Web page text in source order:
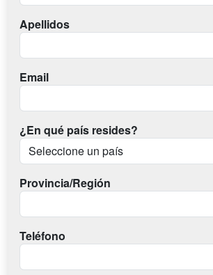
Apellidos
Email
¿En qué país resides?
Provincia/Región
Teléfono